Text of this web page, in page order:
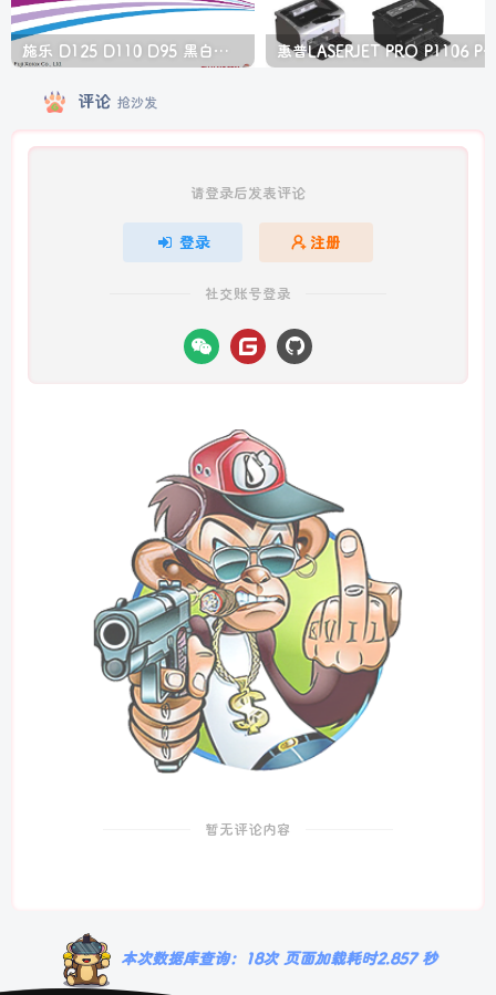
施乐 D125 D110 D95 黑白生产型高速复印机中文维修手册 惠普LASERJET PRO P1106
评论 抢沙发
请登录后发表评论
登录 注册
社交账号登录
暂无评论内容
本次数据库查询：18次 页面加载耗时2.857 秒